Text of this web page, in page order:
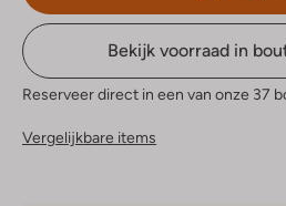
Bekijk voorraad in
Reserveer direct in een van onze 37
Vergelijkbare items